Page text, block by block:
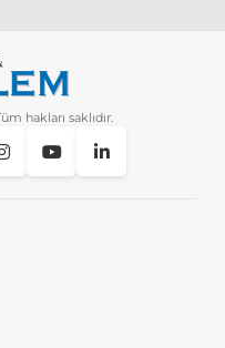
hakları saklıdır.